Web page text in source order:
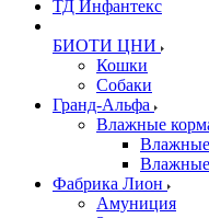
ТД Инфантекс
БИОТИ ЦНИ
Кошки
Собаки
Гранд-Альфа
Влажные
Влажные
Влажные
Фабрика Лион
Амуниция